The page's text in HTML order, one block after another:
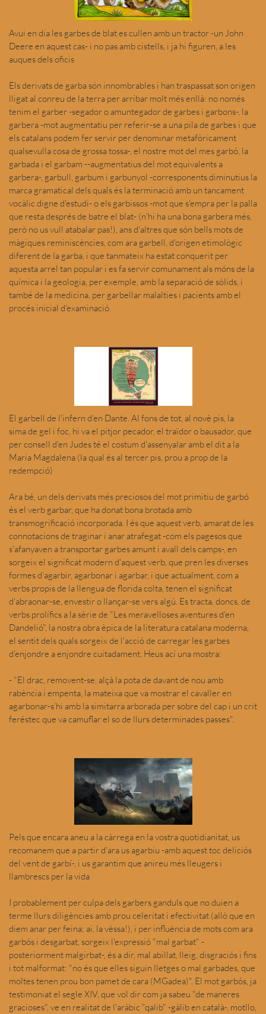
Avui en dia les garbes de blat es cullen amb un tractor -un John
Deere en aquest cas- i no pas amb cistells, i ja hi figuren, a les
auques dels oficis
Els derivats de garba són innombrables i han traspassat son origen
lligat al conreu de la terra per arribar molt més enllà: no només
tenim el garber -segador o amuntegador de garbes i garbons-, la
garbera -mot augmentatiu per referir-se a una pila de garbes i que
els catalans podem fer servir per denominar metafòricament
qualsevulla cosa de grossa tossa-, el nostre mot del mes garbó, la
garbada i el garbam --augmentatius del mot equivalents a
garbera-, garbull, garbum i garbunyol -corresponents diminutius la
marca gramatical dels quals és la terminació amb un tancament
vocàlic digne d'estudi- o els garbissos -mot que s'empra per la palla
que resta després de batre el blat- (n'hi ha una bona garbera més,
però no us vull atabalar pas!), ans d'altres que són bells mots de
màgiques reminiscències, com ara garbell, d'origen etimològic
diferent de la garba, i que tanmateix ha estat conquerit per
aquesta arrel tan popular i es fa servir comunament als móns de la
química i la geologia, per exemple, amb la separació de sòlids, i
també de la medicina, per garbellar malalties i pacients amb el
procés inicial d'examinació.
El garbell de l'infern d'en Dante. Al fons de tot, al novè pis, la
sima de gel i foc, hi va el pitjor pecador, el traïdor o bausador, que
per consell d'en Judes té el costum d'assenyalar amb el dit a la
Maria Magdalena (la qual és al tercer pis, prou a prop de la
redempció)
Ara bé, un dels derivats més preciosos del mot primitiu de garbó
és el verb garbar, que ha donat bona brotada amb
transmogrificació incorporada. I és que aquest verb, amarat de les
connotacions de traginar i anar atrafegat -com els pagesos que
s'afanyaven a transportar garbes amunt i avall dels camps-, en
sorgeix el significat modern d'aquest verb, que pren les diverses
formes d'agarbir, agarbonar i agarbar, i que actualment, com a
verbs propis de la llengua de florida colta, tenen el significat
d'abraonar-se, envestir o llançar-se vers algú. Es tracta, doncs, de
verbs prolífics a la sèrie de "Les meravelloses aventures d'en
Dandelió", la nostra obra èpica de la literatura catalana moderna,
el sentit dels quals sorgeix de l'acció de carregar les garbes
d'enjondre a enjondre cuitadament. Heus ací una mostra:
- "El drac, removent-se, alçà la pota de davant de nou amb
rabència i empenta, la mateixa que va mostrar el cavaller en
agarbonar-s’hi amb la simitarra arborada per sobre del cap i un crit
feréstec que va camuflar el so de llurs determinades passes".
Pels que encara aneu a la càrrega en la vostra quotidianitat, us
recomanem que a partir d'ara us agarbiu -amb aquest toc deliciós
del vent de garbí-, i us garantim que anireu més lleugers i
llambrescs per la vida
I probablement per culpa dels garbers ganduls que no duien a
terme llurs diligències amb prou celeritat i efectivitat (allò que en
diem anar per feina; ai, la vèssa!), i per influència de mots com ara
garbós i desgarbat, sorgeix l'expressió "mal garbat" -
posteriorment malgirbat-, és a dir, mal abillat, lleig, disgraciós i fins
i tot malformat: "no és que elles siguin lletges o mal garbades, que
moltes tenen prou bon pamet de cara (MGadea)". El mot garbós, ja
testimoniat el segle XIV, que vol dir com ja sabeu "de maneres
gracioses", ve en realitat de l'aràbic "qalib" -gàlib en català-, motllo,